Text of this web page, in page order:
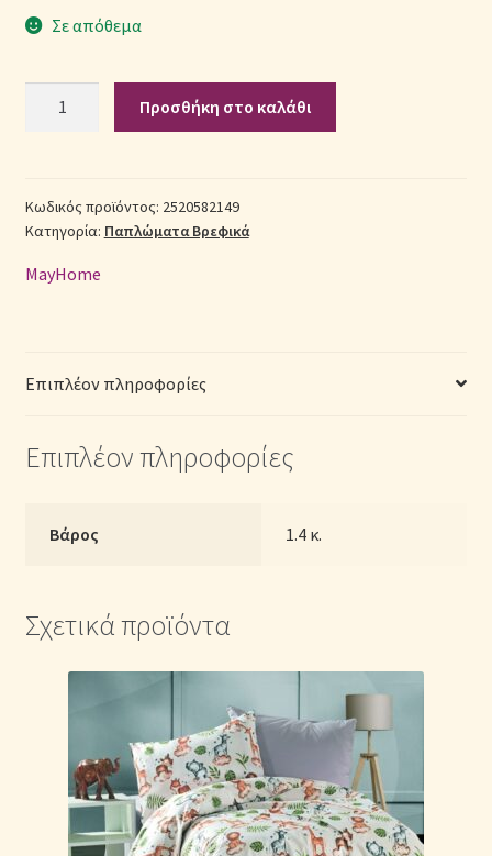
Πληρωμές
Πολιτική cookie
Σύνδεση
Σε απόθεμα
120cm
x
160cm)
Ροζ
Προσθήκη στο καλάθι
Κωδικός προϊόντος: 2520582149
Κατηγορία: Παπλώματα Βρεφικά
MayHome
Επιπλέον πληροφορίες
Επιπλέον πληροφορίες
Βάρος 1.4 κ.
Σχετικά προϊόντα